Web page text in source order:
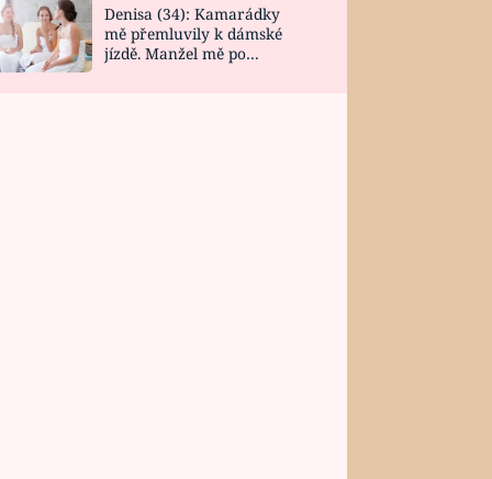
Denisa (34): Kamarádky
mě přemluvily k dámské
jízdě. Manžel mě po